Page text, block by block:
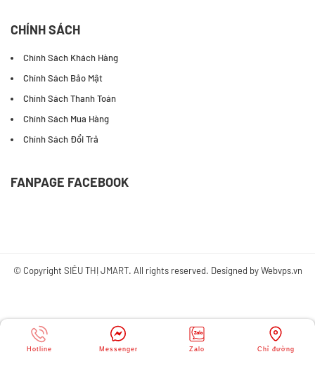
CHÍNH SÁCH
Chính Sách Khách Hàng
Chính Sách Bảo Mật
Chính Sách Thanh Toán
Chính Sách Mua Hàng
Chính Sách Đổi Trả
FANPAGE FACEBOOK
© Copyright SIÊU THỊ JMART. All rights reserved. Designed byWebvps.vn
Hotline Messenger Zalo Chỉ đường